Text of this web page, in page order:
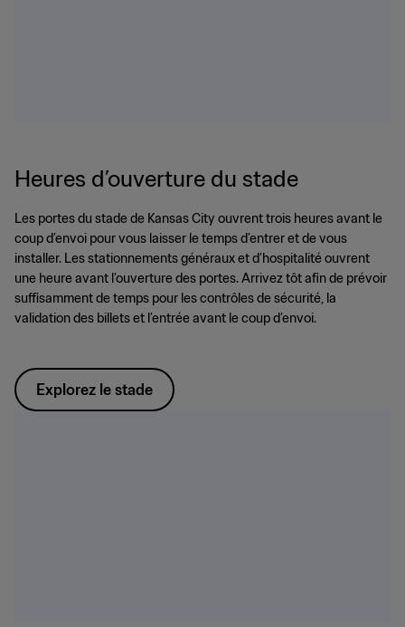
Heures d’ouverture du stade
Les portes du stade de Kansas City ouvrent trois heures avant le
coup d’envoi pour vous laisser le temps d’entrer et de vous
installer. Les stationnements généraux et d’hospitalité ouvrent
une heure avant l’ouverture des portes. Arrivez tôt afin de prévoir
suffisamment de temps pour les contrôles de sécurité, la
validation des billets et l’entrée avant le coup d’envoi.
Explorez le stade